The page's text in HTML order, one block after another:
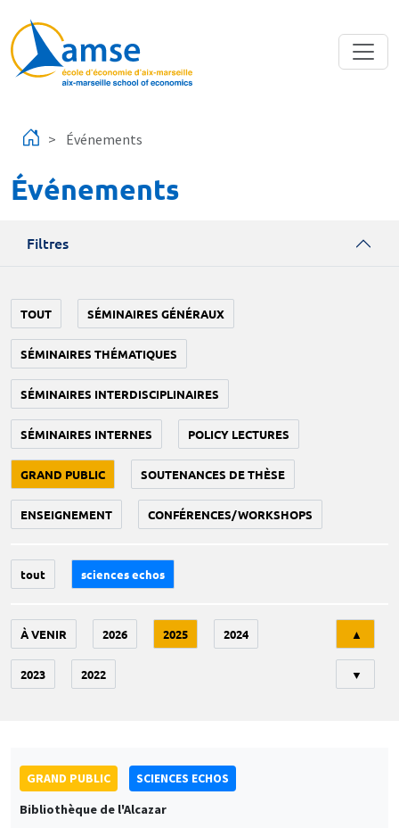
Événements
Événements
Filtres
TOUT SÉMINAIRES GÉNÉRAUX
SÉMINAIRES THÉMATIQUES
SÉMINAIRES INTERDISCIPLINAIRES
SÉMINAIRES INTERNES POLICY LECTURES
GRAND PUBLIC SOUTENANCES DE THÈSE
ENSEIGNEMENT CONFÉRENCES/WORKSHOPS
tout sciences echos
À VENIR 2026 2025 2024
2023 2022
▲
▼
GRAND PUBLIC
SCIENCES ECHOS
Bibliothèque de l'Alcazar